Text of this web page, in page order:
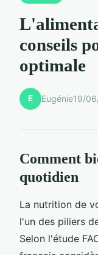
conseils
optimale
E Eugénie19/
Comment
quotidien
La nutrition de
l'un des piliers
Selon l'étude